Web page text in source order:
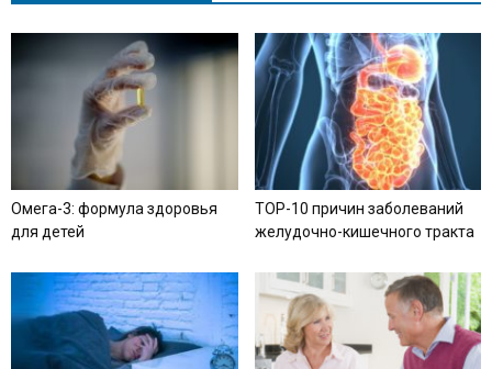
Омега-3: формула здоровья
для детей
TOP-10 причин заболеваний
желудочно-кишечного тракта